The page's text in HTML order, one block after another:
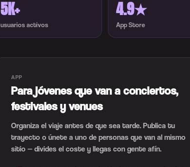
5K+
usuarios activos
4.9★
App Store
APP
Para jóvenes que van a conciertos,
festivales y venues
Organiza el viaje antes de que sea tarde. Publica tu
trayecto o únete a uno de personas que van al mismo
sitio — divides el coste y llegas con gente afín.